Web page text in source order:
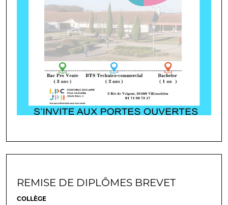
REMISE DE DIPLÔMES BREVET
COLLÈGE